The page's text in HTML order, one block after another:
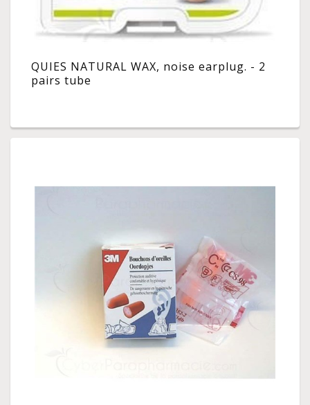
QUIES NATURAL WAX, noise earplug. - 2
pairs tube